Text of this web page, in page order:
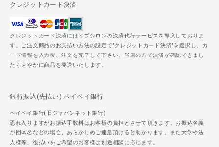
クレジットカード決済
クレジットカード決済にはイプシロンの決済代行サービスを導入しておりま
す。ご注文商品のお支払い方法の設定で"クレジットカード決済"を選択し、カ
ード情報を入力後、注文を完了して下さい。当店の方で決済が確認できまし
たら速やかに商品を発送いたします。
銀行振込(先払い) ペイペイ銀行
ペイペイ銀行(旧ジャパンネット銀行)
恐れ入りますがお振込手数料はお客様の負担とさせて頂きます。お振込名義
が団体名などの場合、あらかじめご連絡頂けると助かります。また大学や法
人様等、後払いをご希望のお客様は別途相談に応じます。